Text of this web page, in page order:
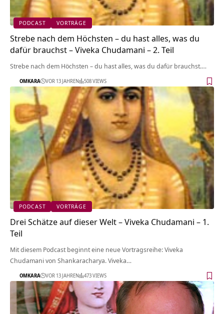
PODCAST VORTRÄGE
Strebe nach dem Höchsten – du hast alles, was du
dafür brauchst – Viveka Chudamani – 2. Teil
Strebe nach dem Höchsten – du hast alles, was du dafür brauchst.…
OMKARA VOR 13 JAHREN 508 VIEWS
PODCAST VORTRÄGE
Drei Schätze auf dieser Welt – Viveka Chudamani – 1.
Teil
Mit diesem Podcast beginnt eine neue Vortragsreihe: Viveka
Chudamani von Shankaracharya. Viveka…
OMKARA VOR 13 JAHREN 473 VIEWS